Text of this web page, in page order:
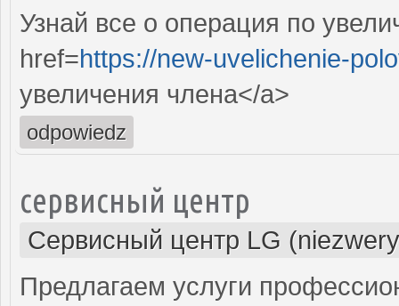
Узнай все о операция по
href=https://new-uvelichenie-
увеличения члена</a>
odpowiedz
сервисный центр
Сервисный центр LG
Предлагаем услуги